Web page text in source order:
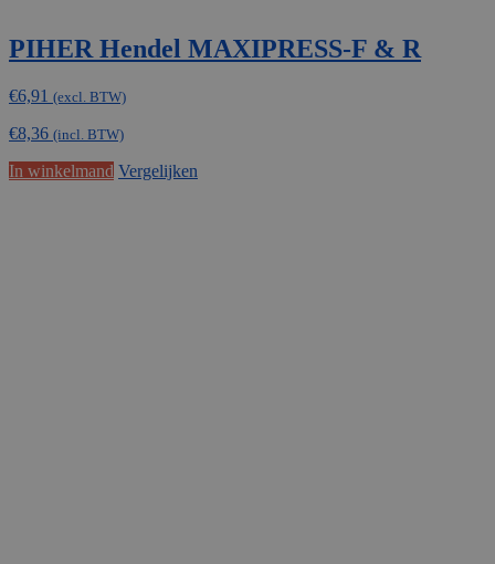
PIHER Hendel MAXIPRESS-F & R
€6,91 (excl. BTW)
€8,36 (incl. BTW)
In winkelmand Vergelijken